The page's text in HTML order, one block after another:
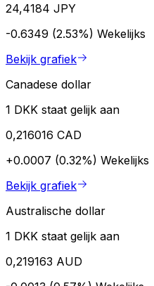
24,4184 JPY
-0.6349 (2.53%) Wekelijks
Bekijk grafiek
Canadese dollar
1 DKK staat gelijk aan
0,216016 CAD
+0.0007 (0.32%) Wekelijks
Bekijk grafiek
Australische dollar
1 DKK staat gelijk aan
0,219163 AUD